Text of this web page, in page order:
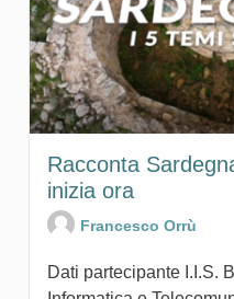
Racconta
inizia ora
Francesco Orrù
Dati partecipante I.I.S.